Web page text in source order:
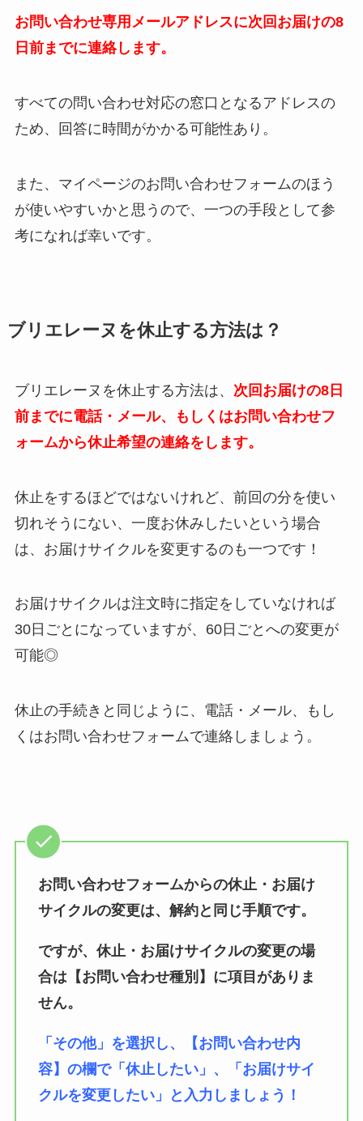
お問い合わせ専用メールアドレスに次回お届けの8
日前までに連絡します。
すべての問い合わせ対応の窓口となるアドレスの
ため、回答に時間がかかる可能性あり。
また、マイページのお問い合わせフォームのほう
が使いやすいかと思うので、一つの手段として参
考になれば幸いです。
ブリエレーヌを休止する方法は？
ブリエレーヌを休止する方法は、 次回お届けの8日
前までに電話・メール、もしくはお問い合わせフ
ォームから休止希望の連絡をします。
休止をするほどではないけれど、前回の分を使い
切れそうにない、一度お休みしたいという場合
は、お届けサイクルを変更するのも一つです！
お届けサイクルは注文時に指定をしていなければ
30日ごとになっていますが、60日ごとへの変更が
可能◎
休止の手続きと同じように、電話・メール、もし
くはお問い合わせフォームで連絡しましょう。
お問い合わせフォームからの休止・お届け
サイクルの変更は、解約と同じ手順です。
ですが、休止・お届けサイクルの変更の場
合は【お問い合わせ種別】に項目がありま
せん。
「その他」を選択し、【お問い合わせ内
容】の欄で「休止したい」、「お届けサイ
クルを変更したい」と入力しましょう！